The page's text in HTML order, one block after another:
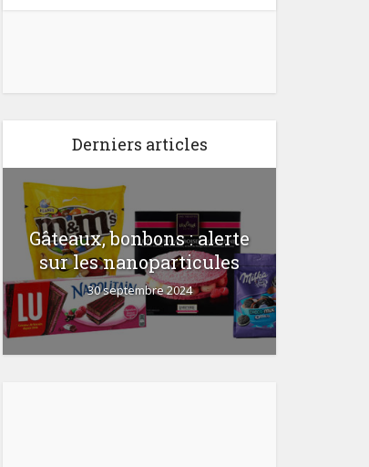
Derniers articles
Gâteaux, bonbons : alerte
sur les nanoparticules
30 septembre 2024